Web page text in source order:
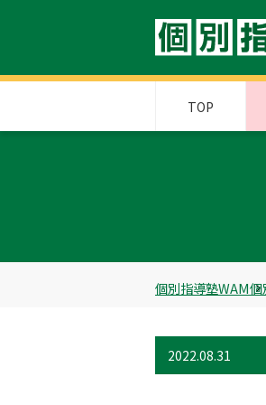
TOP
個別指導塾WAM個
2022.08.31